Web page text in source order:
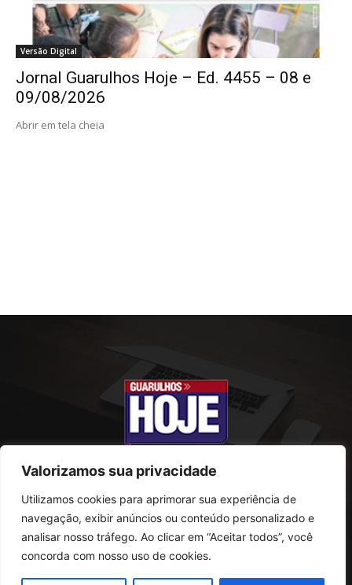
Valorizamos sua privacidade
Utilizamos cookies para aprimorar sua experiência de
navegação, exibir anúncios ou conteúdo personalizado e
analisar nosso tráfego. Ao clicar em “Aceitar todos”, você
concorda com nosso uso de cookies.
Versão Digital
Jornal Guarulhos Hoje – Ed. 4455 – 08 e
09/08/2026
Abrir em tela cheia
SOBRE NÓS
Rua Conselheiro Antonio Prado, 121